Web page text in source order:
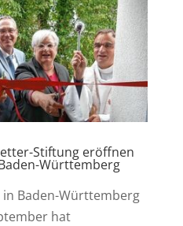
Stiftung eröffnen
Württemberg
in Baden-Württemberg
hat